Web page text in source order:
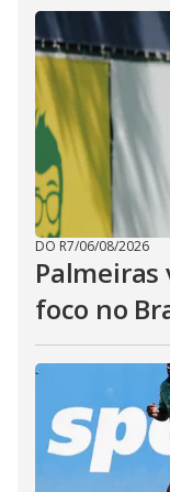
DO R7/06/08/2026
foco no